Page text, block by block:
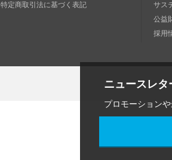
ニュースレタ
プロモーション
特定商取引法に基づく表記
サス
公益
採用